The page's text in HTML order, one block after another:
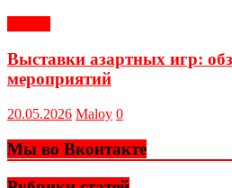
Выставки азартных игр:
мероприятий
20.05.2026 Maloy 0
Мы во Вконтакте